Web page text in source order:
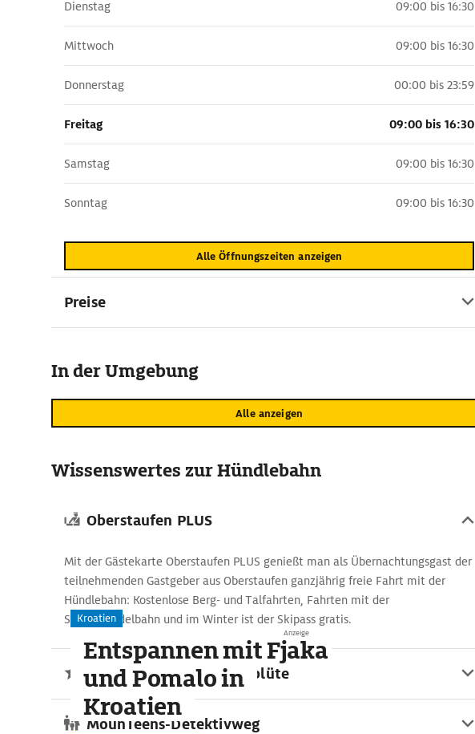
Dienstag 09:00 bis 16:30
Mittwoch 09:00 bis 16:30
Donnerstag 00:00 bis 23:59
Freitag 09:00 bis 16:30
Samstag 09:00 bis 16:30
Sonntag 09:00 bis 16:30
Alle Öffnungszeiten anzeigen
Preise
In der Umgebung
Alle anzeigen
Wissenswertes zur Hündlebahn
Oberstaufen PLUS
Mit der Gästekarte Oberstaufen PLUS genießt man als Übernachtungsgast der
teilnehmenden Gastgeber aus Oberstaufen ganzjährig freie Fahrt mit der
Hündlebahn: Kostenlose Berg- und Talfahrten, Fahrten mit der
Sommerrodelbahn und im Winter ist der Skipass gratis.
Naturschauspiel Krokusblüte
MounTeens-Detektivweg
Anzeige
Kroatien
Entspannen mit Fjaka
und Pomalo in
Kroatien